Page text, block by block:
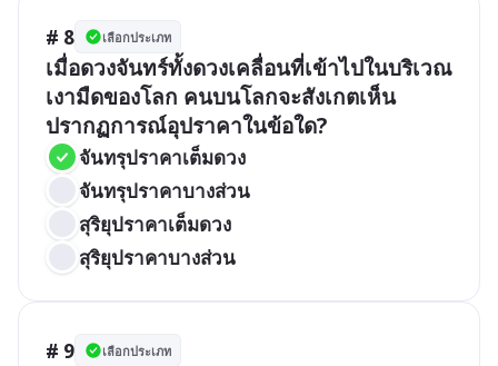
# 8 เลือกประเภท
เมื่อดวงจันทร์ทั้งดวงเคลื่อนที่เข้าไปในบริเวณ
เงามืดของโลก คนบนโลกจะสังเกตเห็น
ปรากฏการณ์อุปราคาในข้อใด?
จันทรุปราคาเต็มดวง
จันทรุปราคาบางส่วน
สุริยุปราคาเต็มดวง
สุริยุปราคาบางส่วน
# 9 เลือกประเภท